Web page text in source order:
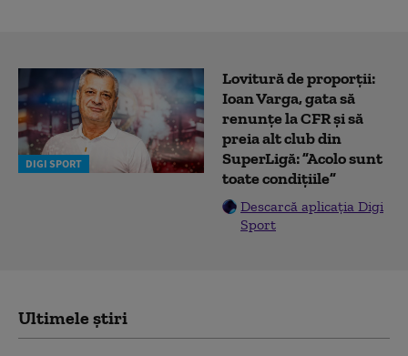
DIGI SPORT
Lovitură de proporții:
Ioan Varga, gata să
renunțe la CFR și să
preia alt club din
SuperLigă: ”Acolo sunt
toate condițiile”
Descarcă aplicația Digi
Sport
Ultimele știri